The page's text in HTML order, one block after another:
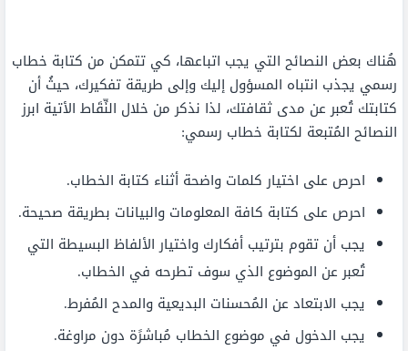
هُناك بعض النصائح التي يجب اتباعها، كي تتمكن من كتابة خطاب
رسمي يجذب انتباه المسؤول إليك وإلى طريقة تفكيرك، حيثُ أن
كتابتك تُعبر عن مدى ثقافتك، لذا نذكر من خلال النِّقَاط الأتية ابرز
النصائح المُتبعة لكتابة خطاب رسمي:
احرص على اختيار كلمات واضحة أثناء كتابة الخطاب.
احرص على كتابة كافة المعلومات والبيانات بطريقة صحيحة.
يجب أن تقوم بترتيب أفكارك واختيار الألفاظ البسيطة التي
تُعبر عن الموضوع الذي سوف تطرحه في الخطاب.
يجب الابتعاد عن المُحسنات البديعية والمدح المُفرط.
يجب الدخول في موضوع الخطاب مُباشرًة دون مراوغة.